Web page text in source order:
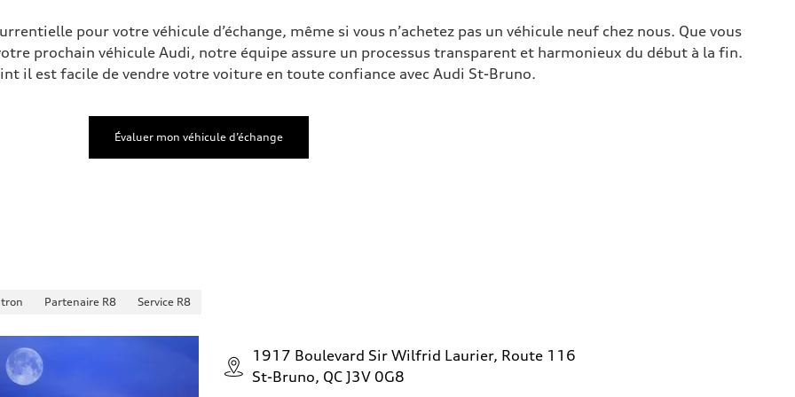
pour votre véhicule d’échange, même si vous n’achetez pas un véhicule neuf chez nous. Que vous
prochain véhicule Audi, notre équipe assure un processus transparent et harmonieux du début à la fin.
il est facile de vendre votre voiture en toute confiance avec Audi St-Bruno.
Évaluer mon véhicule d’échange
Partenaire R8 Service R8
1917 Boulevard Sir Wilfrid Laurier, Route 116
St-Bruno, QC J3V 0G8